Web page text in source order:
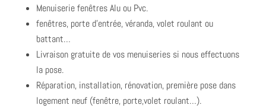
Menuiserie fenêtres Alu ou Pvc.
fenêtres, porte d’entrée, véranda, volet roulant ou
battant…
Livraison gratuite de vos menuiseries si nous effectuons
la pose.
Réparation, installation, rénovation, première pose dans
logement neuf (fenêtre, porte,volet roulant…).